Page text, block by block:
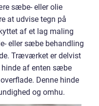
sæbe- eller olie
at udvise tegn på
af et lag maling
eller sæbe behandling
Træværket er delvist
af enten sæbe
Denne hinde
og omhu.